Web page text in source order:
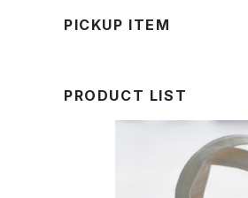
PICKUP ITEM
PRODUCT LIST